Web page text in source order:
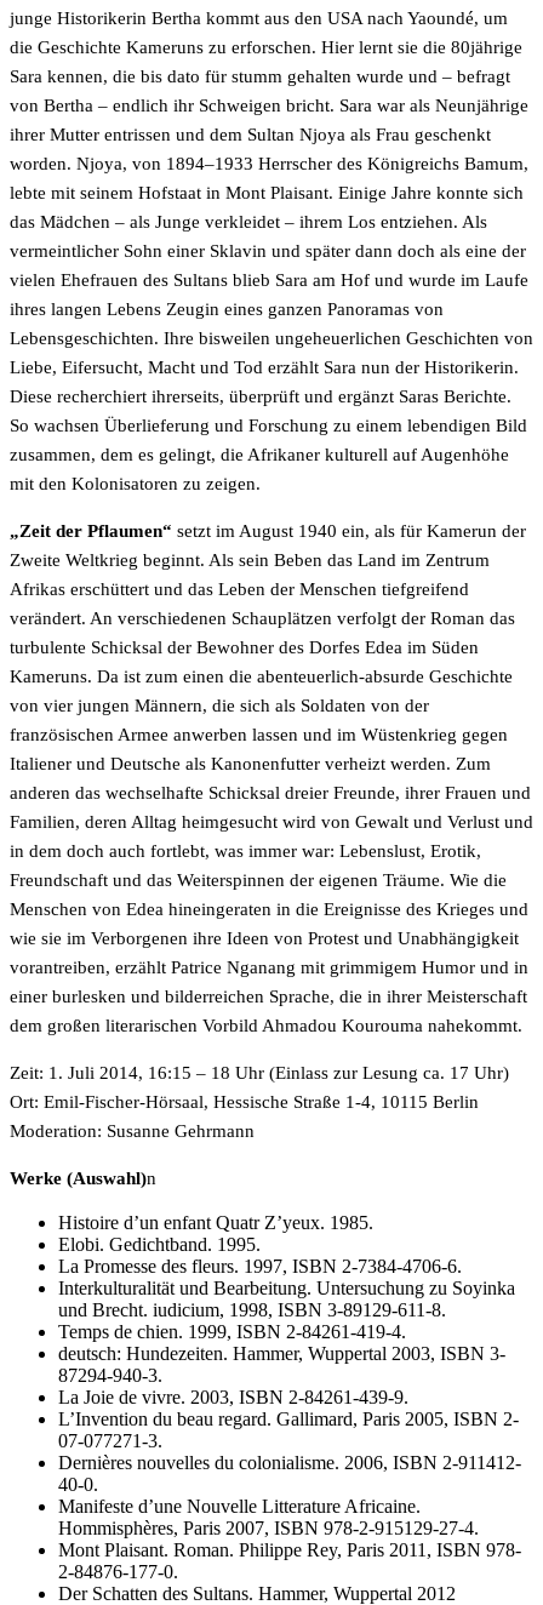
junge Historikerin Bertha kommt aus den USA nach Yaoundé, um
die Geschichte Kameruns zu erforschen. Hier lernt sie die 80jährige
Sara kennen, die bis dato für stumm gehalten wurde und – befragt
von Bertha – endlich ihr Schweigen bricht. Sara war als Neunjährige
ihrer Mutter entrissen und dem Sultan Njoya als Frau geschenkt
worden. Njoya, von 1894–1933 Herrscher des Königreichs Bamum,
lebte mit seinem Hofstaat in Mont Plaisant. Einige Jahre konnte sich
das Mädchen – als Junge verkleidet – ihrem Los entziehen. Als
vermeintlicher Sohn einer Sklavin und später dann doch als eine der
vielen Ehefrauen des Sultans blieb Sara am Hof und wurde im Laufe
ihres langen Lebens Zeugin eines ganzen Panoramas von
Lebensgeschichten. Ihre bisweilen ungeheuerlichen Geschichten von
Liebe, Eifersucht, Macht und Tod erzählt Sara nun der Historikerin.
Diese recherchiert ihrerseits, überprüft und ergänzt Saras Berichte.
So wachsen Überlieferung und Forschung zu einem lebendigen Bild
zusammen, dem es gelingt, die Afrikaner kulturell auf Augenhöhe
mit den Kolonisatoren zu zeigen.
„Zeit der Pflaumen“ setzt im August 1940 ein, als für Kamerun der
Zweite Weltkrieg beginnt. Als sein Beben das Land im Zentrum
Afrikas erschüttert und das Leben der Menschen tiefgreifend
verändert. An verschiedenen Schauplätzen verfolgt der Roman das
turbulente Schicksal der Bewohner des Dorfes Edea im Süden
Kameruns. Da ist zum einen die abenteuerlich-absurde Geschichte
von vier jungen Männern, die sich als Soldaten von der
französischen Armee anwerben lassen und im Wüstenkrieg gegen
Italiener und Deutsche als Kanonenfutter verheizt werden. Zum
anderen das wechselhafte Schicksal dreier Freunde, ihrer Frauen und
Familien, deren Alltag heimgesucht wird von Gewalt und Verlust und
in dem doch auch fortlebt, was immer war: Lebenslust, Erotik,
Freundschaft und das Weiterspinnen der eigenen Träume. Wie die
Menschen von Edea hineingeraten in die Ereignisse des Krieges und
wie sie im Verborgenen ihre Ideen von Protest und Unabhängigkeit
vorantreiben, erzählt Patrice Nganang mit grimmigem Humor und in
einer burlesken und bilderreichen Sprache, die in ihrer Meisterschaft
dem großen literarischen Vorbild Ahmadou Kourouma nahekommt.
Zeit: 1. Juli 2014, 16:15 – 18 Uhr (Einlass zur Lesung ca. 17 Uhr)
Ort: Emil-Fischer-Hörsaal, Hessische Straße 1-4, 10115 Berlin
Moderation: Susanne Gehrmann
Werke (Auswahl)n
Histoire d’un enfant Quatr Z’yeux. 1985.
Elobi. Gedichtband. 1995.
La Promesse des fleurs. 1997, ISBN 2-7384-4706-6.
Interkulturalität und Bearbeitung. Untersuchung zu Soyinka
und Brecht. iudicium, 1998, ISBN 3-89129-611-8.
Temps de chien. 1999, ISBN 2-84261-419-4.
deutsch: Hundezeiten. Hammer, Wuppertal 2003, ISBN 3-
87294-940-3.
La Joie de vivre. 2003, ISBN 2-84261-439-9.
L’Invention du beau regard. Gallimard, Paris 2005, ISBN 2-
07-077271-3.
Dernières nouvelles du colonialisme. 2006, ISBN 2-911412-
40-0.
Manifeste d’une Nouvelle Litterature Africaine.
Hommisphères, Paris 2007, ISBN 978-2-915129-27-4.
Mont Plaisant. Roman. Philippe Rey, Paris 2011, ISBN 978-
2-84876-177-0.
Der Schatten des Sultans. Hammer, Wuppertal 2012